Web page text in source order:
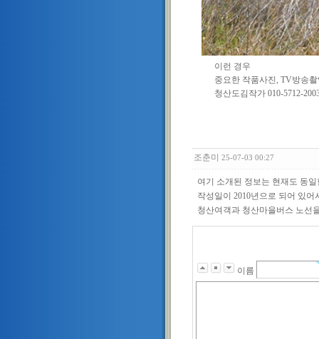
이런 경우
중요한 작품사진, TV방송촬
청산도김작가 010-5712-
조춘미 25-07-03 00:27
여기 소개된 정보는 현재도 동일
작성일이 2010년으로 되어 있
청산여객과 청산마을버스 노선
이름